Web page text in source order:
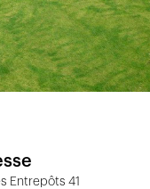
Entrepôts 41